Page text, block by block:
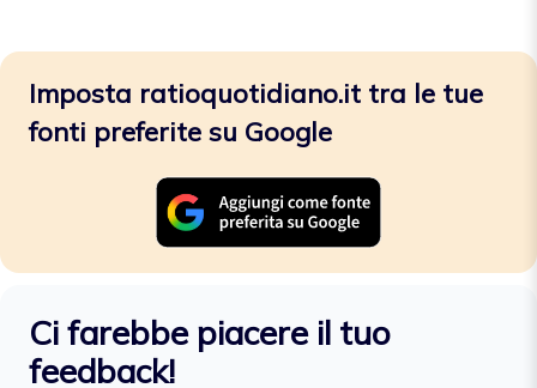
Imposta ratioquotidiano.it tra le tue
fonti preferite su Google
Ci farebbe piacere il tuo
feedback!